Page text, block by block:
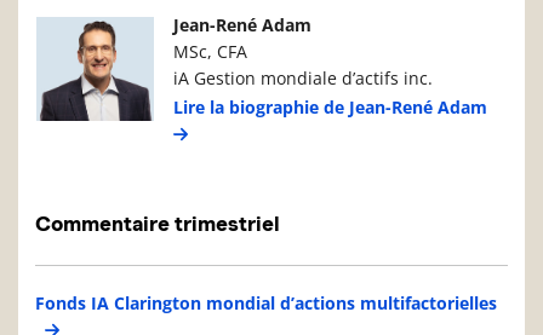
Photo du gestionnaire de portefeuille
Jean-René Adam
MSc, CFA
iA Gestion mondiale d’actifs inc.
Lire la biographie de Jean-René Adam
Commentaire trimestriel
Fonds IA Clarington mondial d’actions multifactorielles